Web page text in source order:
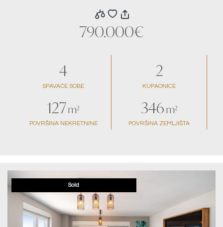
790.000€
4
SPAVAĆE SOBE
2
KUPAONICE
127m²
POVRŠINA NEKRETNINE
346 m²
POVRŠINA ZEMLJIŠTA
Sold